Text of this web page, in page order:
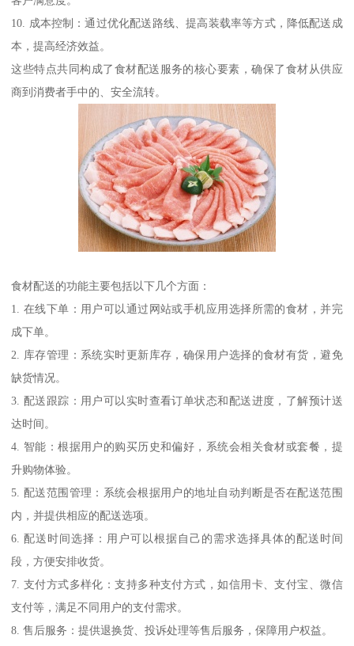
10. 成本控制：通过优化配送路线、提高装载率等方式，降低配送成
本，提高经济效益。
这些特点共同构成了食材配送服务的核心要素，确保了食材从供应
商到消费者手中的、安全流转。
食材配送的功能主要包括以下几个方面：
1. 在线下单：用户可以通过网站或手机应用选择所需的食材，并完
成下单。
2. 库存管理：系统实时更新库存，确保用户选择的食材有货，避免
缺货情况。
3. 配送跟踪：用户可以实时查看订单状态和配送进度，了解预计送
达时间。
4. 智能：根据用户的购买历史和偏好，系统会相关食材或套餐，提
升购物体验。
5. 配送范围管理：系统会根据用户的地址自动判断是否在配送范围
内，并提供相应的配送选项。
6. 配送时间选择：用户可以根据自己的需求选择具体的配送时间
段，方便安排收货。
7. 支付方式多样化：支持多种支付方式，如信用卡、支付宝、微信
支付等，满足不同用户的支付需求。
8. 售后服务：提供退换货、投诉处理等售后服务，保障用户权益。